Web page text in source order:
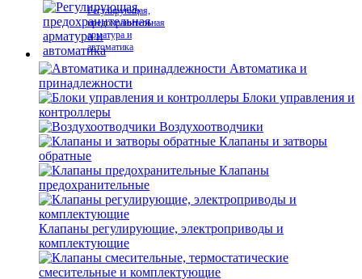
Регулирующая,
предохранительная
арматура и
автоматика
Автоматика и
принадлежности
Блоки управления и
контроллеры
Воздухоотводчики
Клапаны и затворы
обратные
Клапаны
предохранительные
Клапаны регулирующие, электроприводы и
комплектующие